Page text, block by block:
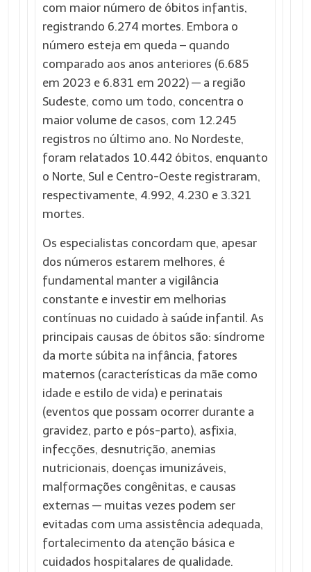
com maior número de óbitos infantis,
registrando 6.274 mortes. Embora o
número esteja em queda – quando
comparado aos anos anteriores (6.685
em 2023 e 6.831 em 2022) — a região
Sudeste, como um todo, concentra o
maior volume de casos, com 12.245
registros no último ano. No Nordeste,
foram relatados 10.442 óbitos, enquanto
o Norte, Sul e Centro-Oeste registraram,
respectivamente, 4.992, 4.230 e 3.321
mortes.
Os especialistas concordam que, apesar
dos números estarem melhores, é
fundamental manter a vigilância
constante e investir em melhorias
contínuas no cuidado à saúde infantil. As
principais causas de óbitos são: síndrome
da morte súbita na infância, fatores
maternos (características da mãe como
idade e estilo de vida) e perinatais
(eventos que possam ocorrer durante a
gravidez, parto e pós-parto), asfixia,
infecções, desnutrição, anemias
nutricionais, doenças imunizáveis,
malformações congênitas, e causas
externas — muitas vezes podem ser
evitadas com uma assistência adequada,
fortalecimento da atenção básica e
cuidados hospitalares de qualidade.